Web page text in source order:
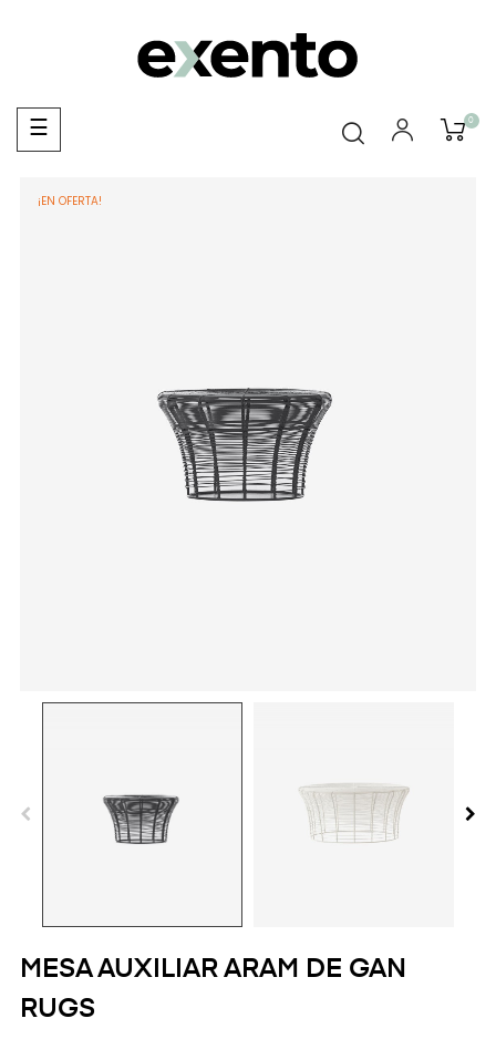
Navegación
de
☰ 0
¡EN OFERTA!
MESA AUXILIAR ARAM DE GAN
RUGS